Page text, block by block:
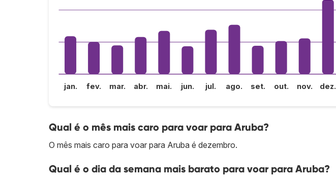
jan. fev. mar. abr. mai. jun. jul. ago. set. out. nov. dez.
Qual é o mês mais caro para voar para Aruba?
O mês mais caro para voar para Aruba é dezembro.
Qual é o dia da semana mais barato para voar para Aruba?